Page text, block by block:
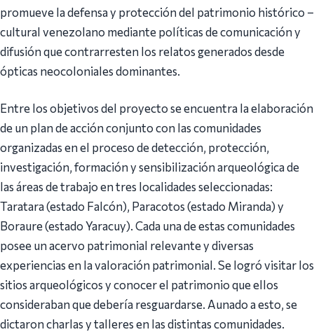
promueve la defensa y protección del patrimonio histórico –
cultural venezolano mediante políticas de comunicación y
difusión que contrarresten los relatos generados desde
ópticas neocoloniales dominantes.
Entre los objetivos del proyecto se encuentra la elaboración
de un plan de acción conjunto con las comunidades
organizadas en el proceso de detección, protección,
investigación, formación y sensibilización arqueológica de
las áreas de trabajo en tres localidades seleccionadas:
Taratara (estado Falcón), Paracotos (estado Miranda) y
Boraure (estado Yaracuy). Cada una de estas comunidades
posee un acervo patrimonial relevante y diversas
experiencias en la valoración patrimonial. Se logró visitar los
sitios arqueológicos y conocer el patrimonio que ellos
consideraban que debería resguardarse. Aunado a esto, se
dictaron charlas y talleres en las distintas comunidades.